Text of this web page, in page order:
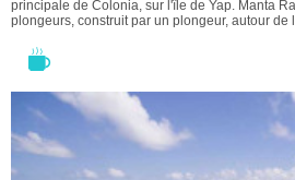
principale de Colonia, sur l'île de Yap. Manta
plongeurs, construit par un plongeur, autour de